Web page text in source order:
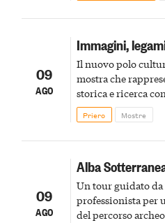
09
AGO
Immagini,
Il nuovo polo
mostra che
storica e ricerca
Priero Mostre
09
AGO
Alba
Un tour guidato
professionista per
del percorso